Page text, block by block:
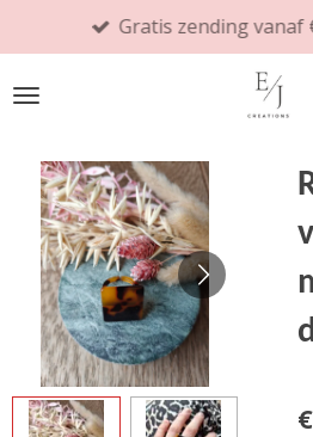
direct
naar
hoofdinhoud
Gratis zending vanaf